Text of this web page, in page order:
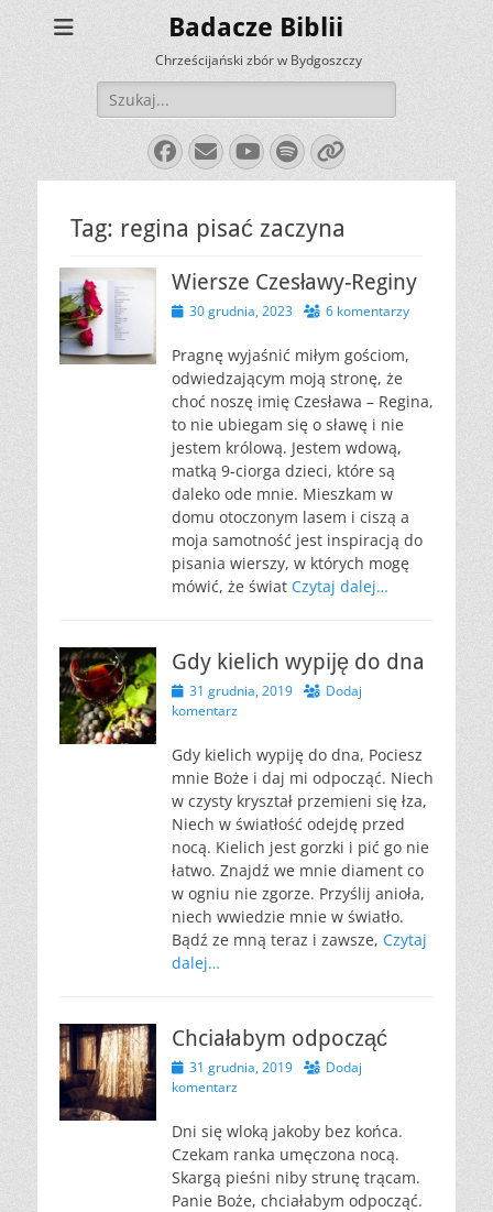
Badacze Biblii
Chrześcijański zbór w Bydgoszczy
Szukaj:
Facebook
E-
mail
YouTube
Spotify
Link
Tag: regina pisać zaczyna
Wiersze Czesławy-Reginy
Opublikowano
30 grudnia, 2023 6 komentarzy
Pragnę wyjaśnić miłym gościom,
odwiedzającym moją stronę, że
choć noszę imię Czesława – Regina,
to nie ubiegam się o sławę i nie
jestem królową. Jestem wdową,
matką 9-ciorga dzieci, które są
daleko ode mnie. Mieszkam w
domu otoczonym lasem i ciszą a
moja samotność jest inspiracją do
pisania wierszy, w których mogę
mówić, że świat Czytaj dalej…
Gdy kielich wypiję do dna
Opublikowano
31 grudnia, 2019
Dodaj
komentarz
Gdy kielich wypiję do dna, Pociesz
mnie Boże i daj mi odpocząć. Niech
w czysty kryształ przemieni się łza,
Niech w światłość odejdę przed
nocą. Kielich jest gorzki i pić go nie
łatwo. Znajdź we mnie diament co
w ogniu nie zgorze. Przyślij anioła,
niech wwiedzie mnie w światło.
Bądź ze mną teraz i zawsze, Czytaj
dalej…
Chciałabym odpocząć
Opublikowano
31 grudnia, 2019
Dodaj
komentarz
Dni się wloką jakoby bez końca.
Czekam ranka umęczona nocą.
Skargą pieśni niby strunę trącam.
Panie Boże, chciałabym odpocząć.